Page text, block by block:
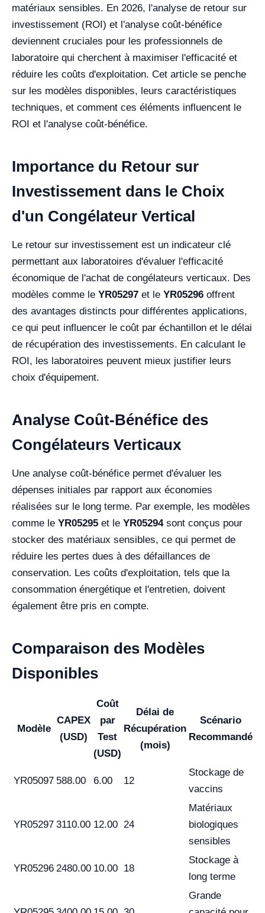
matériaux sensibles. En 2026, l'analyse de retour sur
investissement (ROI) et l'analyse coût-bénéfice
deviennent cruciales pour les professionnels de
laboratoire qui cherchent à maximiser l'efficacité et
réduire les coûts d'exploitation. Cet article se penche
sur les modèles disponibles, leurs caractéristiques
techniques, et comment ces éléments influencent le
ROI et l'analyse coût-bénéfice.
Importance du Retour sur
Investissement dans le Choix
d'un Congélateur Vertical
Le retour sur investissement est un indicateur clé
permettant aux laboratoires d'évaluer l'efficacité
économique de l'achat de congélateurs verticaux. Des
modèles comme le YR05297 et le YR05296 offrent
des avantages distincts pour différentes applications,
ce qui peut influencer le coût par échantillon et le délai
de récupération des investissements. En calculant le
ROI, les laboratoires peuvent mieux justifier leurs
choix d'équipement.
Analyse Coût-Bénéfice des
Congélateurs Verticaux
Une analyse coût-bénéfice permet d'évaluer les
dépenses initiales par rapport aux économies
réalisées sur le long terme. Par exemple, les modèles
comme le YR05295 et le YR05294sont conçus pour
stocker des matériaux sensibles, ce qui permet de
réduire les pertes dues à des défaillances de
conservation. Les coûts d'exploitation, tels que la
consommation énergétique et l'entretien, doivent
également être pris en compte.
Comparaison des Modèles
Disponibles
Modèle
CAPEX
(USD)
Coût
par
Test
(USD)
Délai de
Récupération
(mois)
Scénario
Recommandé
YR05097 588.00 6.00 12
Stockage de
vaccins
YR05297 3110.00 12.00 24
Matériaux
biologiques
sensibles
YR05296 2480.00 10.00 18
Stockage à
long terme
Grande